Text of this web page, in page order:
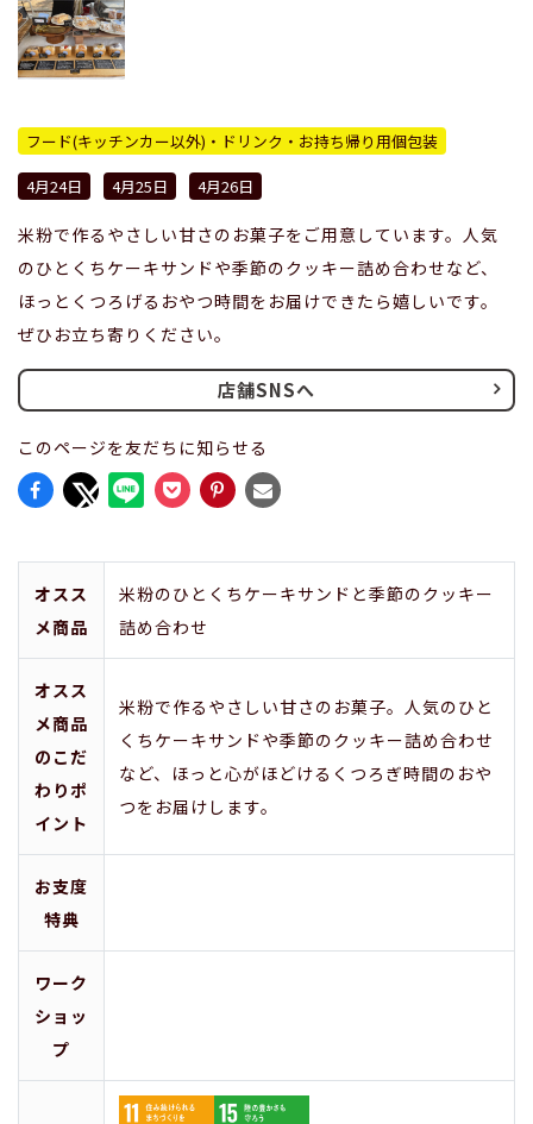
フード(キッチンカー以外)・ドリンク・お持ち帰り用個包装
4月24日
4月25日 4月26日
米粉で作るやさしい甘さのお菓子をご用意しています。人気
のひとくちケーキサンドや季節のクッキー詰め合わせなど、
ほっとくつろげるおやつ時間をお届けできたら嬉しいです。
ぜひお立ち寄りください。
店舗SNSへ
このページを友だちに知らせる
オスス
メ商品
米粉のひとくちケーキサンドと季節のクッキー
詰め合わせ
オスス
メ商品
のこだ
わりポ
イント
米粉で作るやさしい甘さのお菓子。人気のひと
くちケーキサンドや季節のクッキー詰め合わせ
など、ほっと心がほどけるくつろぎ時間のおや
つをお届けします。
お支度
特典
ワーク
ショッ
プ